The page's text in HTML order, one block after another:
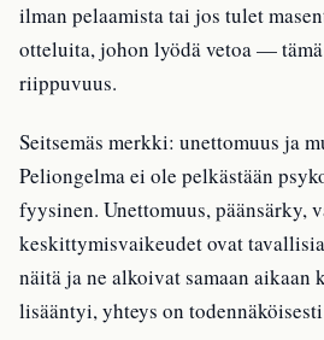
ilman pelaamista tai jos tulet
otteluita, johon lyödä vetoa —
riippuvuus.
Seitsemäs merkki: unettomuus ja
Peliongelma ei ole pelkästään
fyysinen. Unettomuus, päänsärky,
keskittymisvaikeudet ovat
näitä ja ne alkoivat samaan aikaan
lisääntyi, yhteys on